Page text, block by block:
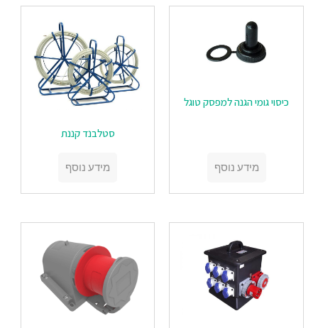
כיסוי גומי הגנה למפסק טוגל
מידע נוסף
סטלבנד קננת
מידע נוסף